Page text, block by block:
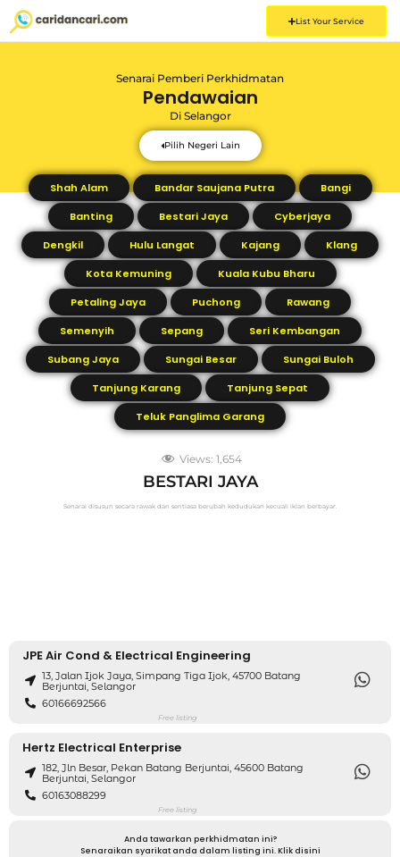
List Your Service
Senarai Pemberi Perkhidmatan
Pendawaian
Di Selangor
Pilih Negeri Lain
Shah Alam Bandar Saujana Putra
Bangi
Banting
Bestari Jaya
Cyberjaya
Dengkil
Hulu Langat Kajang
Klang
Kota Kemuning
Kuala Kubu Bharu
Petaling Jaya
Puchong
Rawang
Semenyih
Sepang
Seri Kembangan
Subang Jaya
Sungai Besar
Sungai Buloh
Tanjung Karang
Tanjung Sepat
Teluk Panglima Garang
Views: 1,654
BESTARI JAYA
Senarai disusun secara rawak dan sentiasa berubah kedudukan kecuali iklan berbayar.
JPE Air Cond & Electrical Engineering
13, Jalan Ijok Jaya, Simpang Tiga Ijok, 45700 Batang
Berjuntai, Selangor
60166692566
Free listing
Hertz Electrical Enterprise
182, Jln Besar, Pekan Batang Berjuntai, 45600 Batang
Berjuntai, Selangor
60163088299
Free listing
Anda tawarkan perkhidmatan ini?
Senaraikan syarikat anda dalam listing ini. Klik disini